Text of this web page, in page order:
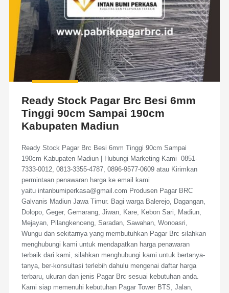
Ready Stock Pagar Brc Besi 6mm
Tinggi 90cm Sampai 190cm
Kabupaten Madiun
Ready Stock Pagar Brc Besi 6mm Tinggi 90cm Sampai
190cm Kabupaten Madiun | Hubungi Marketing Kami 0851-
7333-0012, 0813-3355-4787, 0896-9577-0609 atau Kirimkan
permintaan penawaran harga ke email kami
yaitu intanbumiperkasa@gmail.com Produsen Pagar BRC
Galvanis Madiun Jawa Timur. Bagi warga Balerejo, Dagangan,
Dolopo, Geger, Gemarang, Jiwan, Kare, Kebon Sari, Madiun,
Mejayan, Pilangkenceng, Saradan, Sawahan, Wonoasri,
Wungu dan sekitarnya yang membutuhkan Pagar Brc silahkan
menghubungi kami untuk mendapatkan harga penawaran
terbaik dari kami, silahkan menghubungi kami untuk bertanya-
tanya, ber-konsultasi terlebih dahulu mengenai daftar harga
terbaru, ukuran dan jenis Pagar Brc sesuai kebutuhan anda.
Kami siap memenuhi kebutuhan Pagar Tower BTS, Jalan,